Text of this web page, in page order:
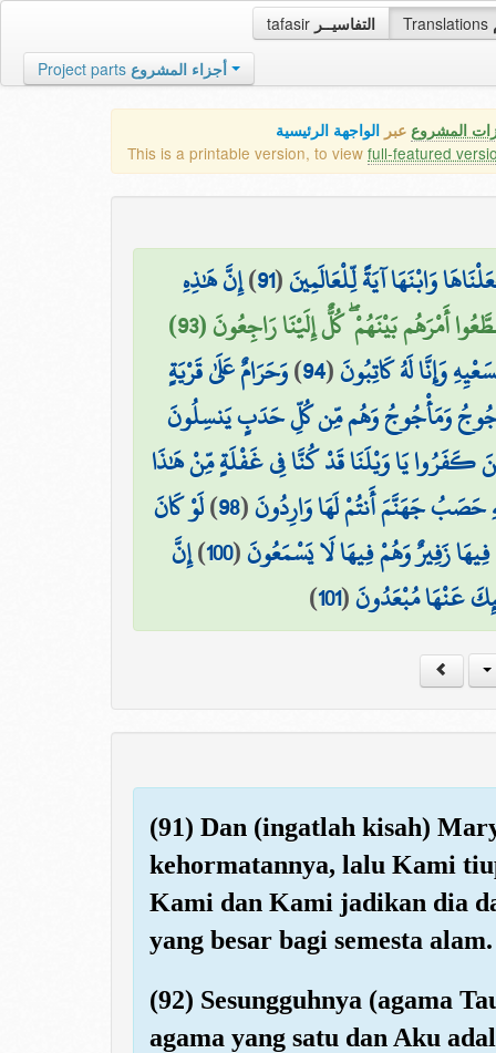
tafasir التفاسيــر Translations
Project parts أجزاء المشروع
المشروع عبر الواجهة الرئيسية
This is a printable version, to view full-featured
وَابْنَهَا آيَةً لِّلْعَالَمِينَ(
91
)إِنَّ هَٰذِهِ
أَمْرَهُم بَيْنَهُمْ ۖ كُلٌّ إِلَيْنَا رَاجِعُونَ (93)
وَإِنَّا لَهُ كَاتِبُونَ(
94
)وَحَرَامٌ عَلَىٰ قَرْيَةٍ
وَمَأْجُوجُ وَهُم مِّن كُلِّ حَدَبٍ يَنسِلُونَ
كَفَرُوا يَا وَيْلَنَا قَدْ كُنَّا فِي غَفْلَةٍ مِّنْ هَٰذَا
جَهَنَّمَ أَنتُمْ لَهَا وَارِدُونَ(
98
)لَوْ كَانَ
زَفِيرٌ وَهُمْ فِيهَا لَا يَسْمَعُونَ(
100
)إِنَّ
عَنْهَا مُبْعَدُونَ(
101
)
(91) Dan (ingatlah kisah)
kehormatannya, lalu Kami
Kami dan Kami jadikan dia
yang besar bagi semesta alam.
(92) Sesungguhnya (agama
agama yang satu dan Aku